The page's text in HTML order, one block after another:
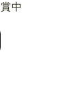
、
中